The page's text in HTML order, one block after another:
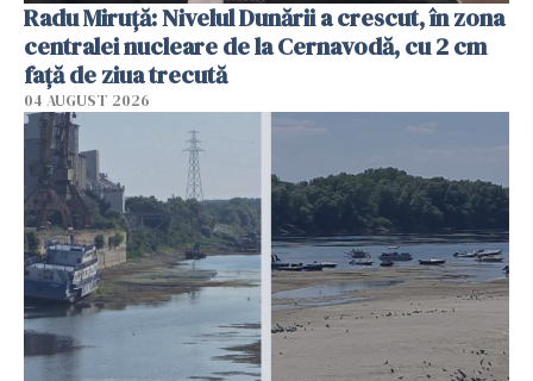
Radu Miruţă: Nivelul Dunării a crescut, în zona
centralei nucleare de la Cernavodă, cu 2 cm
faţă de ziua trecută
04 AUGUST 2026